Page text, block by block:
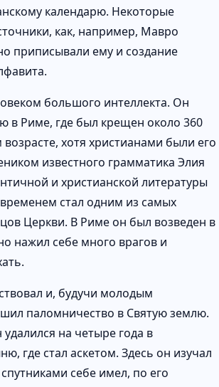
календарю. Некоторые
как, например, Мавро
приписывали ему и создание
большого интеллекта. Он
в Риме, где был крещен около 360
хотя христианами были его
известного грамматика Элия
и христианской литературы
стал одним из самых
Церкви. В Риме он был возведен в
нажил себе много врагов и
и, будучи молодым
паломничество в Святую землю.
удалился на четыре года в
где стал аскетом. Здесь он изучал
себе имел, по его